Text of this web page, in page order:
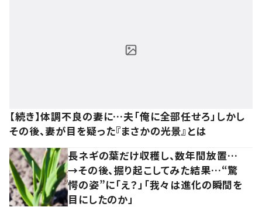
【続き】体調不良の妻に…夫「俺に全部任せろ」しかし
その後、妻が目を疑った『まさかの光景』とは
長ネギの葉だけ収穫し、数年間放置…
→その後、掘り起こしてみた結果…“驚
愕の姿”に「え？」「我々は進化の瞬間を
目にしたのか」